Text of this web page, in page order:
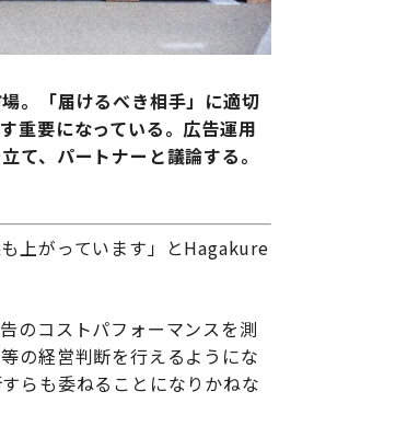
。「届けるべき相手」に適切
重要になっている。広告運用
て、パートナーと議論する。
上がっています」とHagakure
のコストパフォーマンスを測
の経営判断を行えるようにな
らも委ねることになりかねな